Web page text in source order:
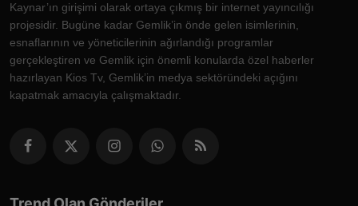
Kaynar’ın girişimi olarak ortaya çıkmış bir internet yayıncılığı
projesidir. Bugüne kadar Gemlik’in önde gelen isimlerinin,
esnaflarının ve yöneticilerinin ağırlandığı programlar
gerçekleştiren ve Gemlik için önemli konularda özel haberler
hazırlayan Kios Tv, Gemlik’in medya sektöründeki açığını
kapatmak amacıyla çalışmaktadır.